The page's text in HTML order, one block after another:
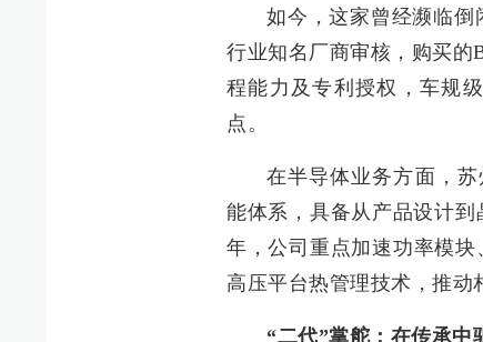
如今，这家曾经濒临
行业知名厂商审核，购买的
程能力及专利授权，车规
点。
在半导体业务方面，
能体系，具备从产品设计
年，公司重点加速功率模
高压平台热管理技术，推动
“二代”掌舵：在传承中